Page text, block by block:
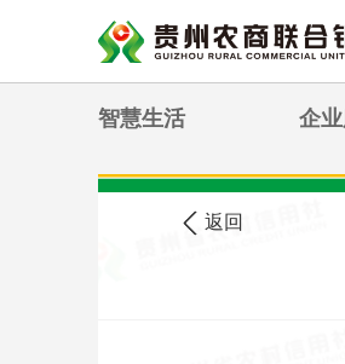
智慧生活 企
您现在的位置: 农信
返回